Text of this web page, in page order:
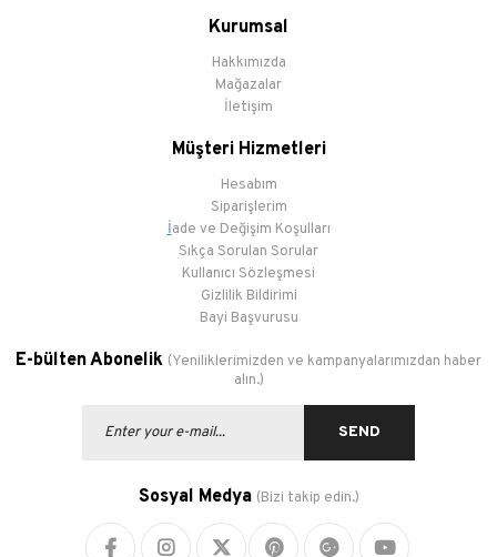
Kurumsal
Hakkımızda
Mağazalar
İletişim
Müşteri Hizmetleri
Hesabım
Siparişlerim
İade ve Değişim Koşulları
Sıkça Sorulan Sorular
Kullanıcı Sözleşmesi
Gizlilik Bildirimi
Bayi Başvurusu
E-bülten Abonelik (Yeniliklerimizden ve kampanyalarımızdan haber
alın.)
SEND
Sosyal Medya (Bizi takip edin.)